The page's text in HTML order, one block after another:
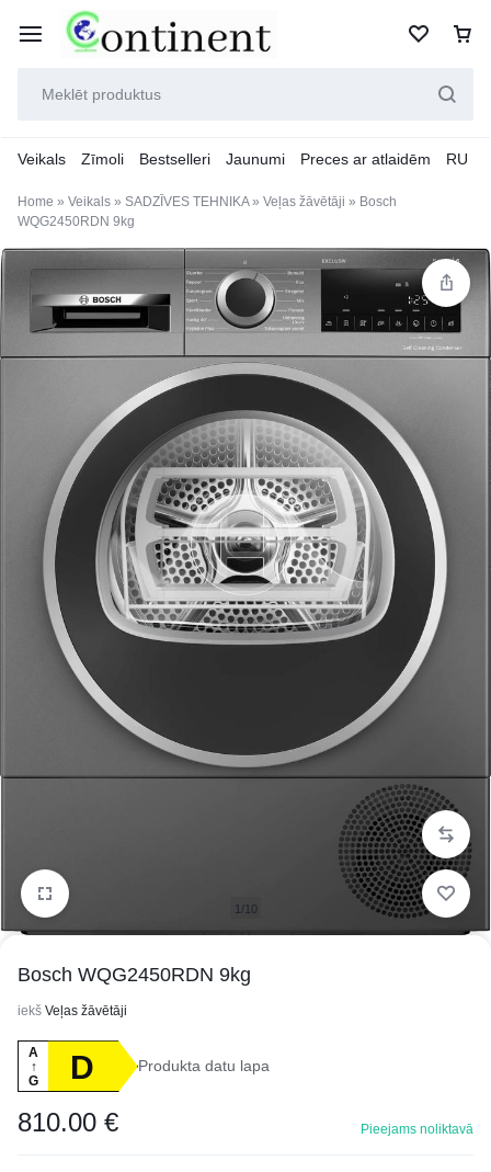
Veikals Zīmoli Bestselleri Jaunumi Preces ar atlaidēm RU
Home » Veikals » SADZĪVES TEHNIKA» Veļas žāvētāji » Bosch
WQG2450RDN 9kg
1/10
Bosch WQG2450RDN 9kg
iekš Veļas žāvētāji
A
↑
G
D Produkta datu lapa
810.00 € Pieejams noliktavā